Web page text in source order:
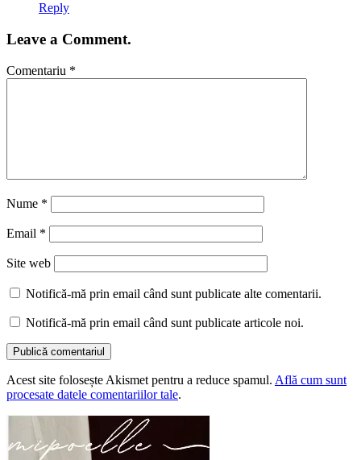
Reply
Leave a Comment.
Comentariu *
Nume *
Email *
Site web
Notifică-mă prin email când sunt publicate alte comentarii.
Notifică-mă prin email când sunt publicate articole noi.
Acest site folosește Akismet pentru a reduce spamul. Află cum sunt
procesate datele comentariilor tale.